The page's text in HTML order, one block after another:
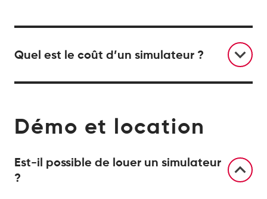
Quel est le coût d’un simulateur ?
Démo et location
Est-il possible de louer un simulateur
?